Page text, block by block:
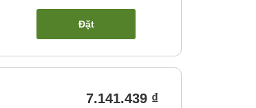
Đặt
7.141.439 ₫